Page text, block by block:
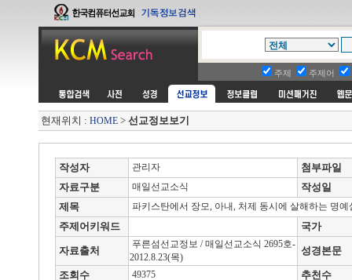
주제 주제어
현재위치 : HOME > 선교정보보기
작성자 관리자
첨부파일
자료구분
매일선교소식
작성일
제목
파키스탄에서 장모, 아내, 처제 동시에 살해하는 명예
주제어키워드 국가
자료출처
푸른섬선교정보 / 매일선교소식 2695호-
2012.8.23(목)
성경본문
조회수 49375 추천수